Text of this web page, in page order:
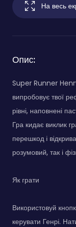
На весь
Опис:
Super Runner
випробовує твої
рівні, наповнені
Гра кидає виклик
перешкод і
розумовий, так і
Як грати
Використовуй
керувати Генрі.